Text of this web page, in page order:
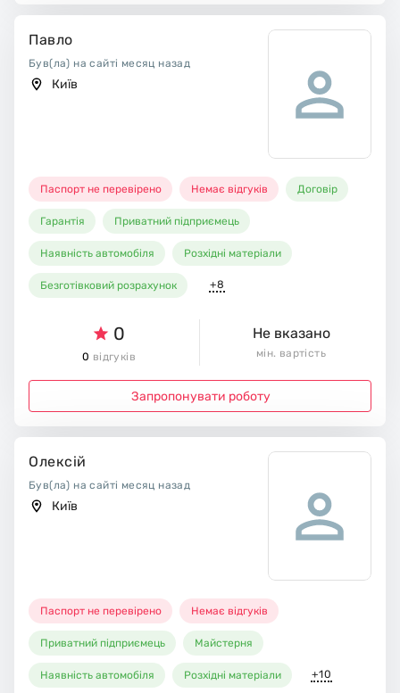
Павло
Був(ла) на сайті месяц назад
Київ
Паспорт не перевірено Немає відгуків Договір
Гарантія Приватний підприємець
Наявність автомобіля Розхідні матеріали
Безготівковий розрахунок +8
0
0 відгуків
Не вказано
мін. вартість
Запропонувати роботу
Олексій
Був(ла) на сайті месяц назад
Київ
Паспорт не перевірено Немає відгуків
Приватний підприємець Майстерня
Наявність автомобіля Розхідні матеріали +10